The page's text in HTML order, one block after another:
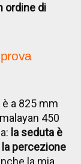
ordine di
a 825 mm
450
la seduta è
percezione
la mia